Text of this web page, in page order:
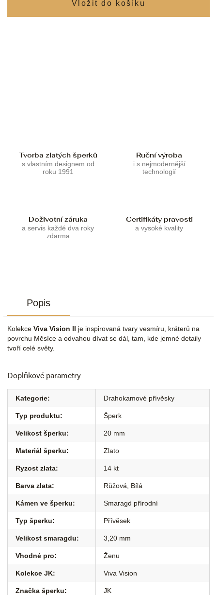
Tvorba zlatých šperků
s vlastním designem od
roku 1991
Ruční výroba
i s nejmodernější
technologií
Doživotní záruka
a servis každé dva roky
zdarma
Certifikáty pravosti
a vysoké kvality
Popis
Kolekce Viva Vision II je inspirovaná tvary vesmíru, kráterů na
povrchu Měsíce a odvahou dívat se dál, tam, kde jemné detaily
tvoří celé světy.
Doplňkové parametry
Kategorie: Drahokamové přívěsky
Typ produktu: Šperk
Velikost šperku: 20 mm
Materiál šperku: Zlato
Ryzost zlata: 14 kt
Barva zlata: Růžová Bílá
Kámen ve šperku: Smaragd přírodní
Typ šperku: Přívěsek
Velikost smaragdu: 3,20 mm
Vhodné pro: Ženu
Kolekce JK: Viva Vision
Značka šperku: JK